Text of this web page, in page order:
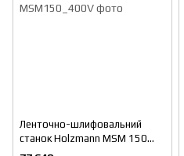
Ленточно-шлифовальний
станок Holzmann MSM 150
(MSM150_400V)